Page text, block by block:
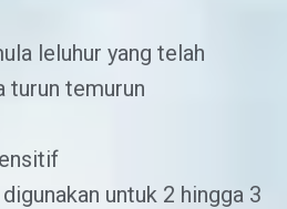
leluhur yang telah
turun temurun
untuk 2 hingga 3